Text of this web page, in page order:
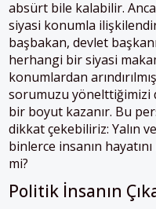
absürt bile kalabilir.
siyasi konumla
başbakan, devlet
herhangi bir siyasi
konumlardan
sorumuzu yönelttiğimizi
bir boyut kazanır. Bu
dikkat çekebiliriz: Yalın
binlerce insanın
mi?
Politik İnsanın